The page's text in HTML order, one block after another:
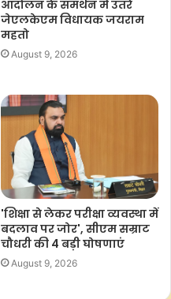
आंदोलन के समर्थन में उतरे
जेएलकेएम विधायक जयराम
महतो
August 9, 2026
'शिक्षा से लेकर परीक्षा व्यवस्था में
बदलाव पर जोर', सीएम सम्राट
चौधरी की 4 बड़ी घोषणाएं
August 9, 2026